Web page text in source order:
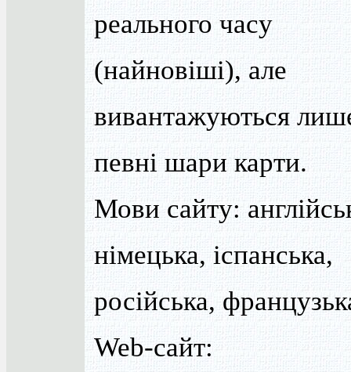
реального часу
(найновіші), але
вивантажуються
певні шари карти.
Мови сайту:
німецька, іспанська,
російська,
Web-сайт: